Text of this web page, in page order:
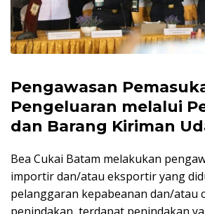
Pengawasan
Pengeluaran melalui
dan Barang Kiriman
Bea Cukai Batam melakukan
importir dan/atau eksportir yang
pelanggaran kepabeanan dan/atau